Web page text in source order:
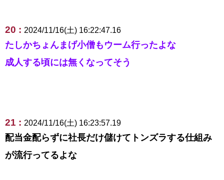
20 : 2024/11/16(土) 16:22:47.16
たしかちょんまげ小僧もウーム行ったよな
成人する頃には無くなってそう
21 : 2024/11/16(土) 16:23:57.19
配当金配らずに社長だけ儲けてトンズラする仕組み
が流行ってるよな